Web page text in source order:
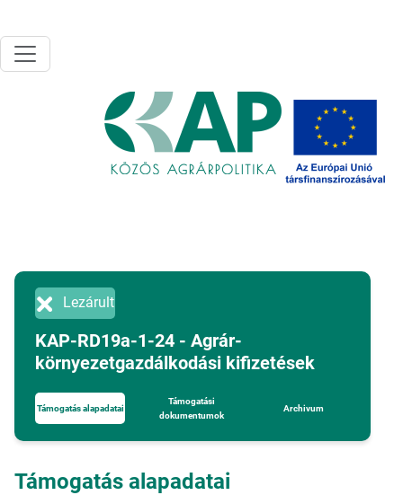
Lezárult
KAP-RD19a-1-24 - Agrár-
környezetgazdálkodási kifizetések
Támogatás alapadatai
Támogatási
dokumentumok
Archivum
Támogatás alapadatai